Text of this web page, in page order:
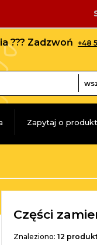
??? Zadzwoń +48
Zapytaj o produkt
Części
Znaleziono: 12